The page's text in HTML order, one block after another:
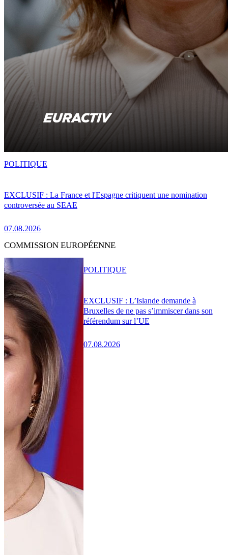
EXCLUSIF : La France et l'Espagne critiquent une nomination
controversée au SEAE
07.08.2026
POLITIQUE
COMMISSION EUROPÉENNE
EXCLUSIF : L’Islande demande à
Bruxelles de ne pas s’immiscer dans son
référendum sur l’UE
07.08.2026
POLITIQUE